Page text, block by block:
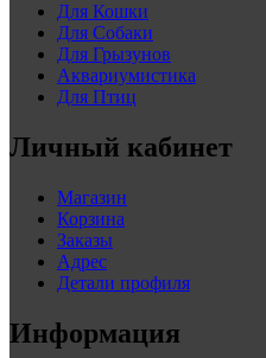
Для Кошки
Для Собаки
Для Грызунов
Аквариумистика
Для Птиц
Личный кабинет
Магазин
Корзина
Заказы
Адрес
Детали профиля
Информация